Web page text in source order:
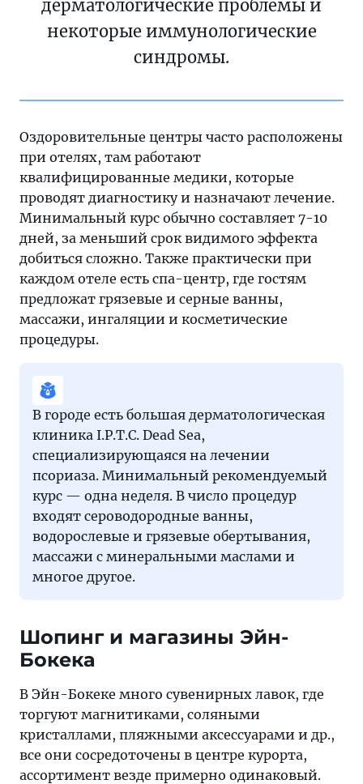
дерматологические проблемы и
некоторые иммунологические
синдромы.
Оздоровительные центры часто расположены
при отелях, там работают
квалифицированные медики, которые
проводят диагностику и назначают лечение.
Минимальный курс обычно составляет 7-10
дней, за меньший срок видимого эффекта
добиться сложно. Также практически при
каждом отеле есть спа-центр, где гостям
предложат грязевые и серные ванны,
массажи, ингаляции и косметические
процедуры.
В городе есть большая дерматологическая
клиника I.P.T.C. Dead Sea,
специализирующаяся на лечении
псориаза. Минимальный рекомендуемый
курс — одна неделя. В число процедур
входят сероводородные ванны,
водорослевые и грязевые обертывания,
массажи с минеральными маслами и
многое другое.
Шопинг и магазины Эйн-
Бокека
В Эйн-Бокеке много сувенирных лавок, где
торгуют магнитиками, соляными
кристаллами, пляжными аксессуарами и др.,
все они сосредоточены в центре курорта,
ассортимент везде примерно одинаковый.